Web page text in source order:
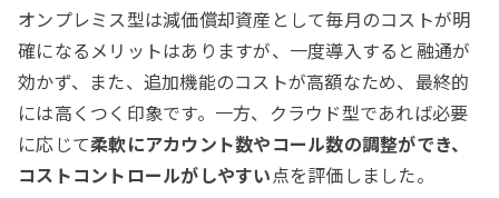
オンプレミス型は減価償却資産として毎月のコストが明
確になるメリットはありますが、一度導入すると融通が
効かず、また、追加機能のコストが高額なため、最終的
には高くつく印象です。一方、クラウド型であれば必要
に応じて柔軟にアカウント数やコール数の調整ができ、
コストコントロールがしやすい点を評価しました。